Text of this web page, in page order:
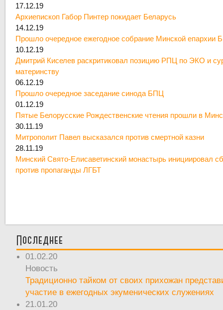
17.12.19
Архиепископ Габор Пинтер покидает Беларусь
14.12.19
Прошло очередное ежегодное собрание Минской епархии
10.12.19
Дмитрий Киселев раскритиковал позицию РПЦ по ЭКО и
материнству
06.12.19
Прошло очередное заседание синода БПЦ
01.12.19
Пятые Белорусские Рождественские чтения прошли в
30.11.19
Митрополит Павел высказался против смертной казни
28.11.19
Минский Свято-Елисаветинский монастырь инициировал
против пропаганды ЛГБТ
Последнее
01.02.20
Новость
Традиционно тайком от своих прихожан
участие в ежегодных экуменических служениях
21.01.20